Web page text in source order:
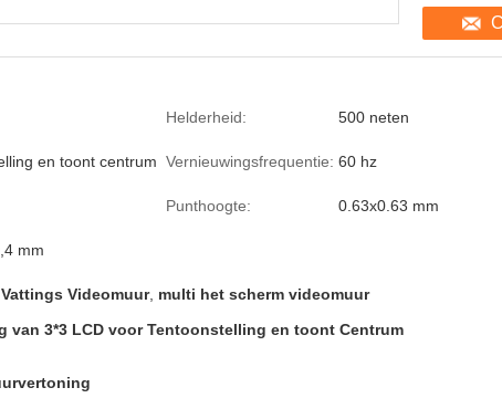
Helderheid: 500 neten
en toont centrum Vernieuwingsfrequentie: 60 hz
Punthoogte: 0.63x0.63 mm
mm
Videomuur, multi het scherm videomuur
van 3*3 LCD voor Tentoonstelling en toont Centrum